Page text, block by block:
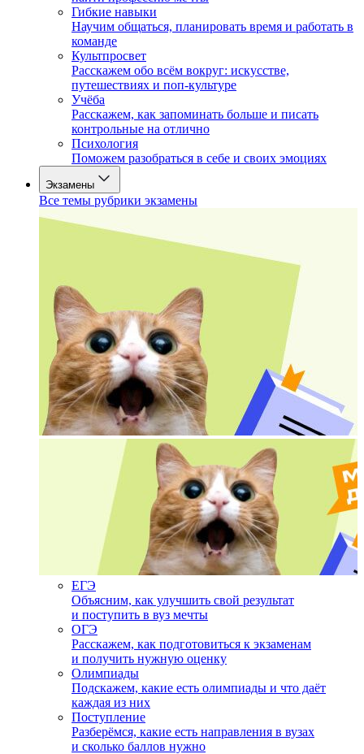
Гибкие навыки
Научим общаться, планировать время и работать в
команде
Культпросвет
Расскажем обо всём вокруг: искусстве,
путешествиях и поп-культуре
Учёба
Расскажем, как запоминать больше и писать
контрольные на отлично
Психология
Поможем разобраться в себе и своих эмоциях
Экзамены
Все темы рубрики экзамены
ЕГЭ
Объясним, как улучшить свой результат
и поступить в вуз мечты
ОГЭ
Расскажем, как подготовиться к экзаменам
и получить нужную оценку
Олимпиады
Подскажем, какие есть олимпиады и что даёт
каждая из них
Поступление
Разберёмся, какие есть направления в вузах
и сколько баллов нужно